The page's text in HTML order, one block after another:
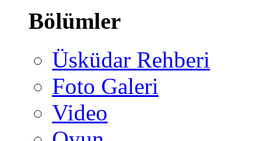
Bölümler
Üsküdar Rehberi
Foto Galeri
Video